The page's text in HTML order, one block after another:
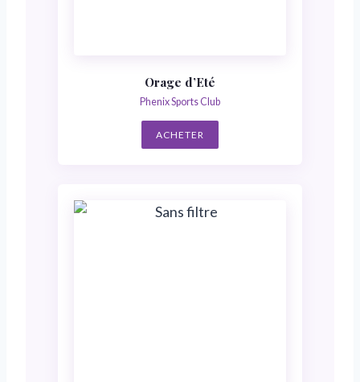
Orage d’Eté
Phenix Sports Club
ACHETER